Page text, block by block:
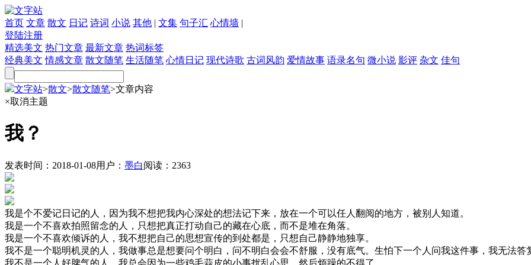
首页 文章 散文 日记 诗词 小说 其他 | 文集 句子汇 心情墙 |
登陆注册
精选美文 热门文章 最新文章 热词标签
经典美文 情感文章 散文随笔 生活随笔 心情日记 现代诗歌 古词风韵 爱情故事 语录名句 微小说 影评 杂文 佳句
文字站>散文>散文随笔>文章内容
×取消主题
我？
发表时间： 2018-01-08用户： 墨白阅读： 2363
我是个不爱记日记的人，因为我不想把我内心深处的想法记下来，放在一个可以任人翻阅的地方，被别人知道。
我是一个不喜欢拍照留念的人，只想把真正打动自己的藏在心底，而不是堆在角落。
我是一个不喜欢倾诉的人，我不想把自己的思想宣传的到处都是，只想自己静静地独享。
我不是一个聪明机灵的人，我做事总是想要问个明白，问不明白会会不舒服，没有底气。生怕下一个人问我这件事，我无法答
我不是一个人好脾气的人，我总会因为一些鸡毛蒜皮的小事扰乱心思，然后烦躁的不得了。